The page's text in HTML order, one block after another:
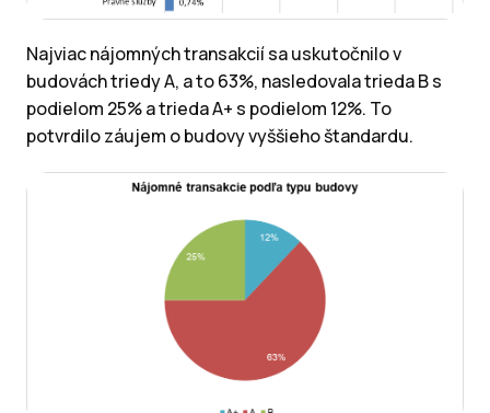
Najviac nájomných transakcií sa uskutočnilo v
budovách triedy A, a to 63%, nasledovala trieda B s
podielom 25% a trieda A+ s podielom 12%. To
potvrdilo záujem o budovy vyššieho štandardu.